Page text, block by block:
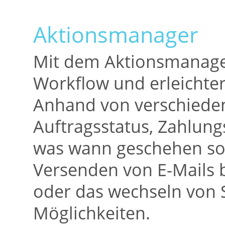
Aktionsmanager
Mit dem
Workflow und
Anhand von
Auftragsstatus,
was wann geschehen
Versenden von E-
oder das wechseln
Möglichkeiten.